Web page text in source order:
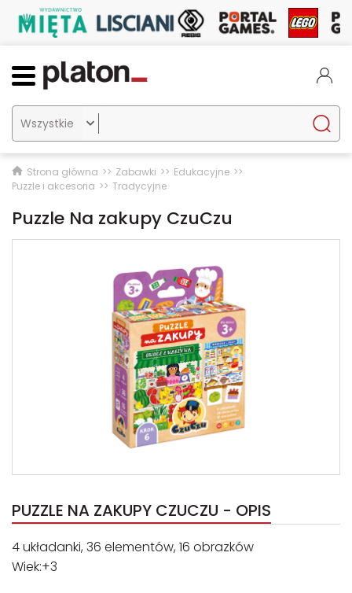

Strona główna Zabawki
Edukacyjne
Puzzle i akcesoria
Tradycyjne
Puzzle Na zakupy CzuCzu
PUZZLE NA ZAKUPY CZUCZU - OPIS
4 układanki, 36 elementów, 16 obrazków
Wiek:+3